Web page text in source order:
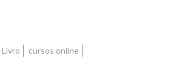
Livro
cursos online